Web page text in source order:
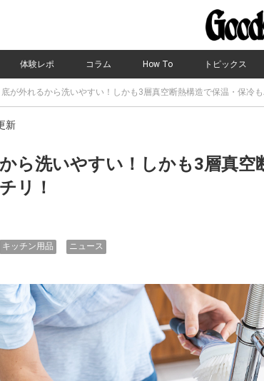
体験レポ コラム How To トピックス
底が外れるから洗いやすい！しかも3層真空断熱構造で保温・保冷も
新
ら洗いやすい！しかも3層真空
リ！
キッチン用品 ニュース